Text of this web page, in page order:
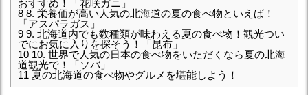
おすすめ！「花咲ガニ」
8 8. 栄養価が高い人気の北海道の夏の食べ物といえば！
「アスパラガス」
9 9. 北海道内でも数種類が味わえる夏の食べ物！観光つい
でにお気に入りを探そう！「昆布」
10 10. 世界で人気の日本の食べ物をいただくなら夏の北海
道観光で！「ソバ」
11 夏の北海道の食べ物やグルメを堪能しよう！